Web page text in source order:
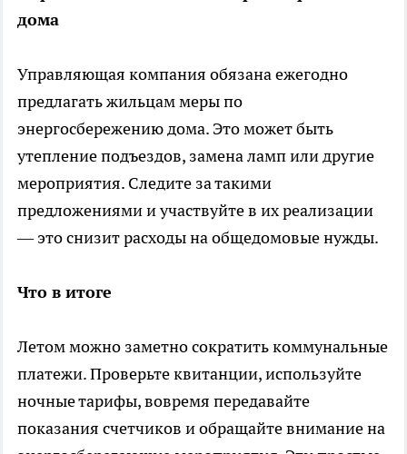
дома
Управляющая компания обязана ежегодно
предлагать жильцам меры по
энергосбережению дома. Это может быть
утепление подъездов, замена ламп или другие
мероприятия. Следите за такими
предложениями и участвуйте в их реализации
— это снизит расходы на общедомовые нужды.
Что в итоге
Летом можно заметно сократить коммунальные
платежи. Проверьте квитанции, используйте
ночные тарифы, вовремя передавайте
показания счетчиков и обращайте внимание на